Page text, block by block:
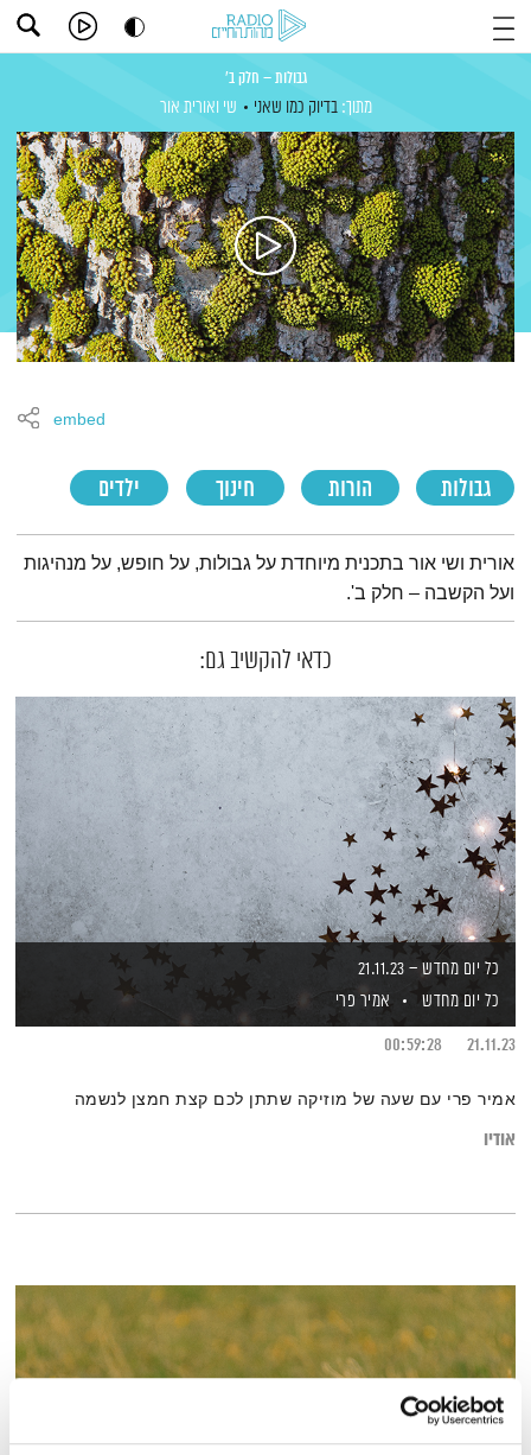
גבולות – חלק ב'
מתוך: בדיוק כמו שאני שי ואורית אור
גבולות הורות חינוך ילדים
embed
תמצית הפודקאסט
אורית ושי אור בתכנית מיוחדת על גבולות, על חופש, על מנהיגות
ועל הקשבה – חלק ב'.
כדאי להקשיב גם:
כל יום מחדש – 21.11.23
כל יום מחדש
אמיר פרי
21.11.23
00:59:28
אמיר פרי עם שעה של מוזיקה שתתן לכם קצת חמצן לנשמה
אודיו